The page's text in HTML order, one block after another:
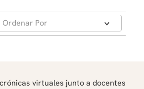
Ordenar Por
virtuales junto a docentes